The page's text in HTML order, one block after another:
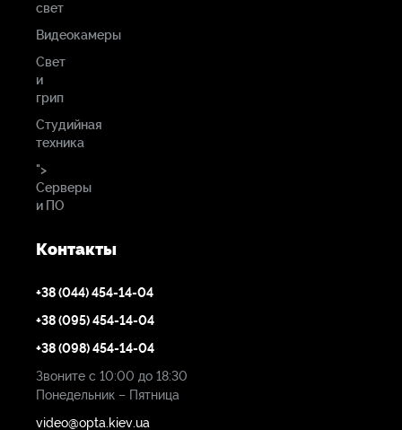
свет
Видеокамеры
Свет
и
грип
Студийная
техника
">
Серверы
и ПО
Контакты
+38 (044) 454-14-04
+38 (095) 454-14-04
+38 (098) 454-14-04
Звоните с 10:00 до 18:30
Понедельник – Пятница
video@opta.kiev.ua